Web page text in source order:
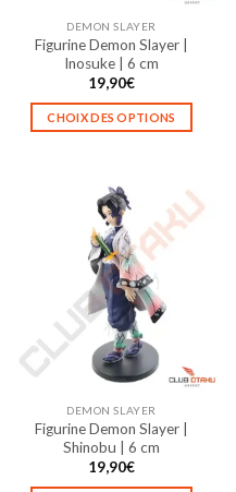
page
du
produit
DEMON SLAYER
Figurine Demon Slayer |
Inosuke | 6 cm
19,90€
CHOIX DES OPTIONS
a
plusieurs
variations.
Les
options
peuvent
être
choisies
sur
page
du
produit
DEMON SLAYER
Figurine Demon Slayer |
Shinobu | 6 cm
19,90€